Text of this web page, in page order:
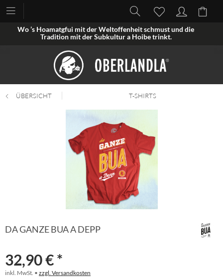
Wo ’s Hoamatgfui mit der Weltoffenheit schmust und die
Tradition mit der Subkultur a Hoibe trinkt.
ÜBERSICHT T-SHIRTS
DA GANZE BUA A DEPP
32,90 € *
inkl. MwSt. • zzgl. Versandkosten